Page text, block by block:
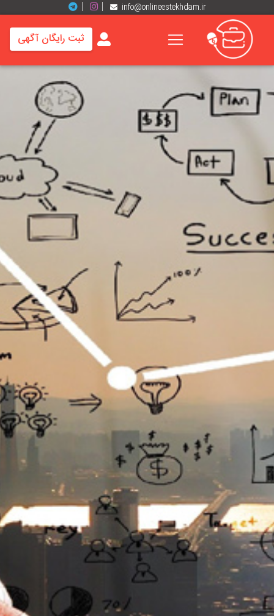
info@onlineestekhdam.ir
خانه
های
شغلی
رزومه
ها
اخبار
مشاغل
درباره
ثبت رایگان آگهی